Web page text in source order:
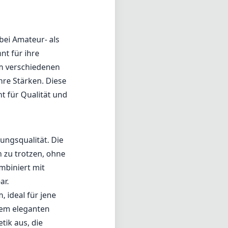
Amateur- als
für ihre
Stärken. Diese
für Qualität und